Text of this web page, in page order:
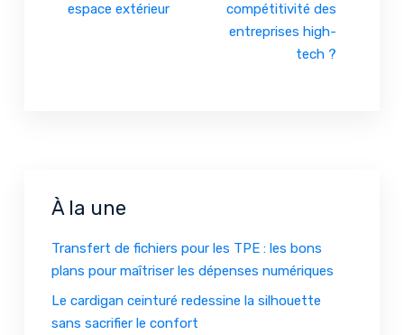
espace extérieur
compétitivité des
entreprises high-
tech ?
À la une
Transfert de fichiers pour les TPE : les bons
plans pour maîtriser les dépenses numériques
Le cardigan ceinturé redessine la silhouette
sans sacrifier le confort